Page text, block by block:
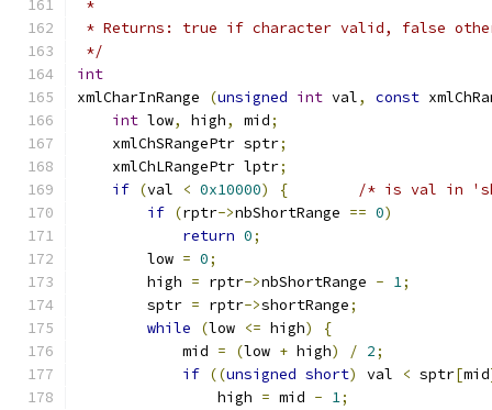
*
* Returns: true if character valid, false
*/
int
xmlCharInRange
(unsigned int val, const
int low, high, mid;
    xmlChSRangePtr sptr
;
    xmlChLRangePtr lptr
;
if (val < 0x10000) {
/* is val in
if (rptr->nbShortRange == 0)
return 0;
	low
= 0;
	high
= rptr->nbShortRange - 1;
	sptr
= rptr->shortRange;
while
(low <= high)
{
	    mid
= (low + high) / 2;
if ((unsigned short) val < sptr[mid
		high
= mid - 1;